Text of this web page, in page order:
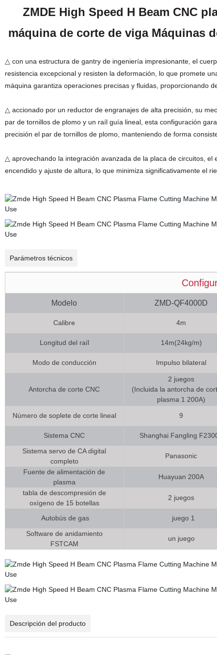
ZMDE High Speed H Beam CNC
máquina de corte de viga Máquinas
△ con una estructura de gantry de ingeniería impresionante, el
resistencia excepcional y resisten la deformación, lo que promete
máquina garantiza operaciones precisas y fluidas, proporcionando
△ accionado por un reductor de engranajes de alta precisión, su
par de tornillos de plomo y un raíl guía lineal, esta configuración
precisión el par de tornillos de plomo, manteniendo de forma
△ aprovechando la integración avanzada de la placa de circuitos,
encendido y ajuste de altura, lo que minimiza significativamente el
Parámetros técnicos
Modelo ZMD-QF4000D
Calibre 4m
Longitud del raíl 14m(24kg/m)
Modo de conducción Impulso bilateral
Antorcha de corte CNC
2 juegos
(Incluida la antorcha de
plasma 1 200A)
Número de soplete de corte lineal 9
Sistema CNC
Shanghai Fangling
Sistema servo de CA digital
completo
Panasonic
Fuente de alimentación de
plasma
Huayuan 200A
tabla de descompresión de
oxígeno de 15 botellas
2 juegos
Autobús de gas
juego 1
Software de anidamiento
FSTCAM
un juego
Descripción del producto